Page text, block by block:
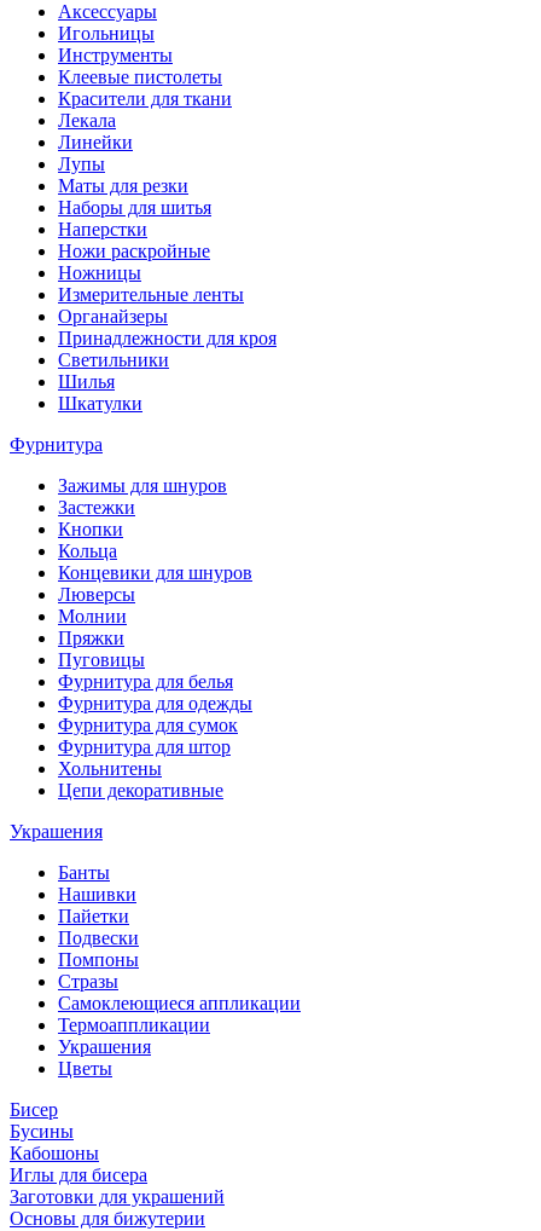
Аксессуары
Игольницы
Инструменты
Клеевые пистолеты
Красители для ткани
Лекала
Линейки
Лупы
Маты для резки
Наборы для шитья
Наперстки
Ножи раскройные
Ножницы
Измерительные ленты
Органайзеры
Принадлежности для кроя
Светильники
Шилья
Шкатулки
Фурнитура
Зажимы для шнуров
Застежки
Кнопки
Кольца
Концевики для шнуров
Люверсы
Молнии
Пряжки
Пуговицы
Фурнитура для белья
Фурнитура для одежды
Фурнитура для сумок
Фурнитура для штор
Хольнитены
Цепи декоративные
Украшения
Банты
Нашивки
Пайетки
Подвески
Помпоны
Стразы
Самоклеющиеся аппликации
Термоаппликации
Украшения
Цветы
Бисер
Бусины
Кабошоны
Иглы для бисера
Заготовки для украшений
Основы для бижутерии